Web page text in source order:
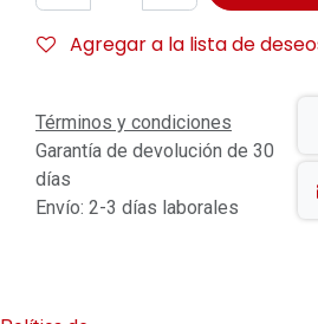
Agregar a la lista de
Términos y condiciones
Garantía de devolución de 30
días
Envío: 2-3 días laborales